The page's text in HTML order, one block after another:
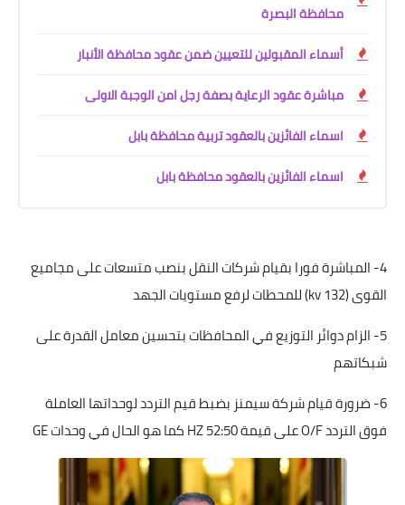
محافظة البصرة
أسماء المقبولين للتعيين ضمن عقود محافظة الأنبار
مباشرة عقود الرعاية بصفة رجل امن الوجبة الاولى
اسماء الفائزين بالعقود تربية محافظة بابل
اسماء الفائزين بالعقود محافظة بابل
4- المباشرة فورا بقيام شركات النقل بنصب متسعات على مجاميع
القوى (132 kv) للمحطات لرفع مستويات الجهد
5- الزام دوائر التوزيع في المحافظات بتحسين معامل القدرة على
شبكاتهم
6- ضرورة قيام شركة سيمنز بضبط قيم التردد لوحداتها العاملة
فوق التردد O/F على قيمة 52:50 HZ كما هو الحال في وحدات GE